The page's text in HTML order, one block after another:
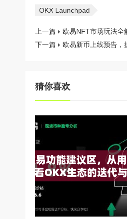
OKX Launchpad
上一篇
欧易NFT市场玩法全
下一篇
欧易新币上线预告，
猜你喜欢